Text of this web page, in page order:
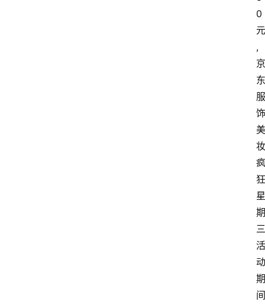
0
元
,
京
东
服
饰
美
妆
疯
狂
星
期
三
活
动
期
间